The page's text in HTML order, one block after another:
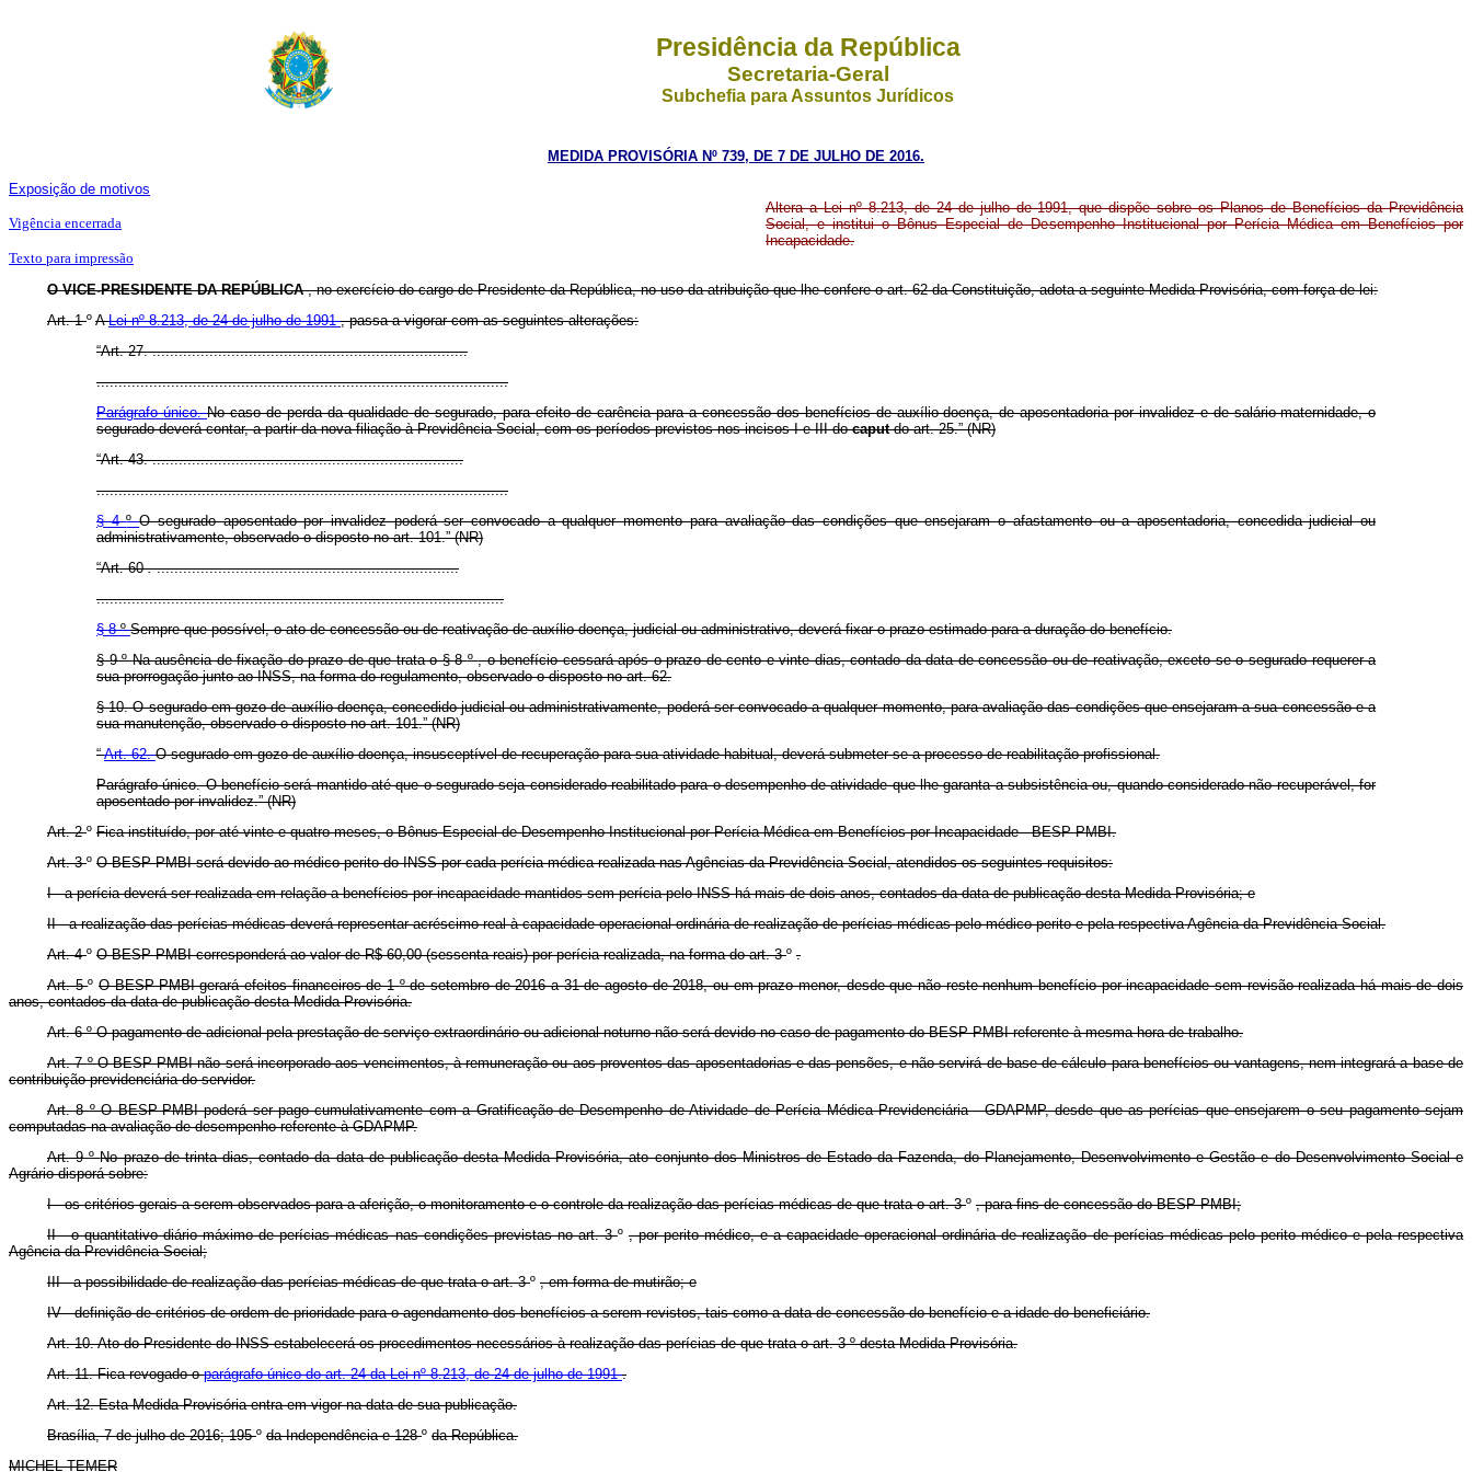
Presidência da República
Secretaria-Geral
Subchefia para Assuntos Jurídicos
MEDIDA PROVISÓRIA Nº 739, DE 7 DE JULHO DE 2016.
Exposição de motivos
Vigência encerrada
Texto para impressão
Altera a Lei nº 8.213, de 24 de julho de 1991, que dispõe sobre os Planos de Benefícios da Previdência
Social, e institui o Bônus Especial de Desempenho Institucional por Perícia Médica em Benefícios por
Incapacidade.
O VICE-PRESIDENTE DA REPÚBLICA, no exercício do cargo de Presidente da República, no uso da atribuição que lhe confere o art. 62 da Constituição, adota a seguinte Medida Provisória, com força de lei:
Art. 1º ALei nº 8.213, de 24 de julho de 1991, passa a vigorar com as seguintes alterações:
“Art. 27. ........................................................................
..............................................................................................
Parágrafo único.No caso de perda da qualidade de segurado, para efeito de carência para a concessão dos benefícios de auxílio-doença, de aposentadoria por invalidez e de salário-maternidade, o
segurado deverá contar, a partir da nova filiação à Previdência Social, com os períodos previstos nos incisos I e III docaputdo art. 25.” (NR)
“Art. 43. .......................................................................
..............................................................................................
§ 4ºO segurado aposentado por invalidez poderá ser convocado a qualquer momento para avaliação das condições que ensejaram o afastamento ou a aposentadoria, concedida judicial ou
administrativamente, observado o disposto no art. 101.” (NR)
“Art. 60......................................................................
.............................................................................................
§ 8ºSempre que possível, o ato de concessão ou de reativação de auxílio-doença, judicial ou administrativo, deverá fixar o prazo estimado para a duração do benefício.
§ 9ºNa ausência de fixação do prazo de que trata o § 8º, o benefício cessará após o prazo de cento e vinte dias, contado da data de concessão ou de reativação, exceto se o segurado requerer a
sua prorrogação junto ao INSS, na forma do regulamento, observado o disposto no art. 62.
§ 10. O segurado em gozo de auxílio-doença, concedido judicial ou administrativamente, poderá ser convocado a qualquer momento, para avaliação das condições que ensejaram a sua concessão e a
sua manutenção, observado o disposto no art. 101.” (NR)
“Art. 62.O segurado em gozo de auxílio-doença, insusceptível de recuperação para sua atividade habitual, deverá submeter-se a processo de reabilitação profissional.
Parágrafo único. O benefício será mantido até que o segurado seja considerado reabilitado para o desempenho de atividade que lhe garanta a subsistência ou, quando considerado não recuperável, for
aposentado por invalidez.” (NR)
Art. 2º Fica instituído, por até vinte e quatro meses, o Bônus Especial de Desempenho Institucional por Perícia Médica em Benefícios por Incapacidade - BESP-PMBI.
Art. 3º O BESP-PMBI será devido ao médico perito do INSS por cada perícia médica realizada nas Agências da Previdência Social, atendidos os seguintes requisitos:
I - a perícia deverá ser realizada em relação a benefícios por incapacidade mantidos sem perícia pelo INSS há mais de dois anos, contados da data de publicação desta Medida Provisória; e
II - a realização das perícias médicas deverá representar acréscimo real à capacidade operacional ordinária de realização de perícias médicas pelo médico perito e pela respectiva Agência da Previdência Social.
Art. 4º O BESP-PMBI corresponderá ao valor de R$ 60,00 (sessenta reais) por perícia realizada, na forma do art. 3º .
Art. 5ºO BESP-PMBI gerará efeitos financeiros de 1ºde setembro de 2016 a 31 de agosto de 2018, ou em prazo menor, desde que não reste nenhum benefício por incapacidade sem revisão realizada há mais de dois
anos, contados da data de publicação desta Medida Provisória.
Art. 6ºO pagamento de adicional pela prestação de serviço extraordinário ou adicional noturno não será devido no caso de pagamento do BESP-PMBI referente à mesma hora de trabalho.
Art. 7ºO BESP-PMBI não será incorporado aos vencimentos, à remuneração ou aos proventos das aposentadorias e das pensões, e não servirá de base de cálculo para benefícios ou vantagens, nem integrará a base de
contribuição previdenciária do servidor.
Art. 8ºO BESP-PMBI poderá ser pago cumulativamente com a Gratificação de Desempenho de Atividade de Perícia Médica Previdenciária - GDAPMP, desde que as perícias que ensejarem o seu pagamento sejam
computadas na avaliação de desempenho referente à GDAPMP.
Art. 9ºNo prazo de trinta dias, contado da data de publicação desta Medida Provisória, ato conjunto dos Ministros de Estado da Fazenda, do Planejamento, Desenvolvimento e Gestão e do Desenvolvimento Social e
Agrário disporá sobre:
I - os critérios gerais a serem observados para a aferição, o monitoramento e o controle da realização das perícias médicas de que trata o art. 3º , para fins de concessão do BESP-PMBI;
II - o quantitativo diário máximo de perícias médicas nas condições previstas no art. 3º , por perito médico, e a capacidade operacional ordinária de realização de perícias médicas pelo perito médico e pela respectiva
Agência da Previdência Social;
III - a possibilidade de realização das perícias médicas de que trata o art. 3º , em forma de mutirão; e
IV - definição de critérios de ordem de prioridade para o agendamento dos benefícios a serem revistos, tais como a data de concessão do benefício e a idade do beneficiário.
Art. 10. Ato do Presidente do INSS estabelecerá os procedimentos necessários à realização das perícias de que trata o art. 3ºdesta Medida Provisória.
Art. 11. Fica revogado oparágrafo único do art. 24 da Lei nº 8.213, de 24 de julho de 1991.
Art. 12. Esta Medida Provisória entra em vigor na data de sua publicação.
Brasília, 7 de julho de 2016; 195º da Independência e 128º da República.
MICHEL TEMER